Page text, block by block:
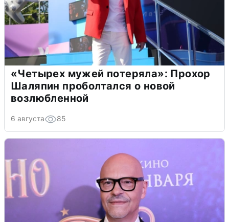
«Четырех мужей потеряла»: Прохор
Шаляпин проболтался о новой
возлюбленной
6 августа 85